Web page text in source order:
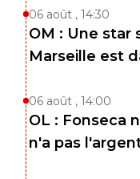
06 août , 14:30
OM : Une star
Marseille est
06 août , 14:00
OL : Fonseca
n'a pas